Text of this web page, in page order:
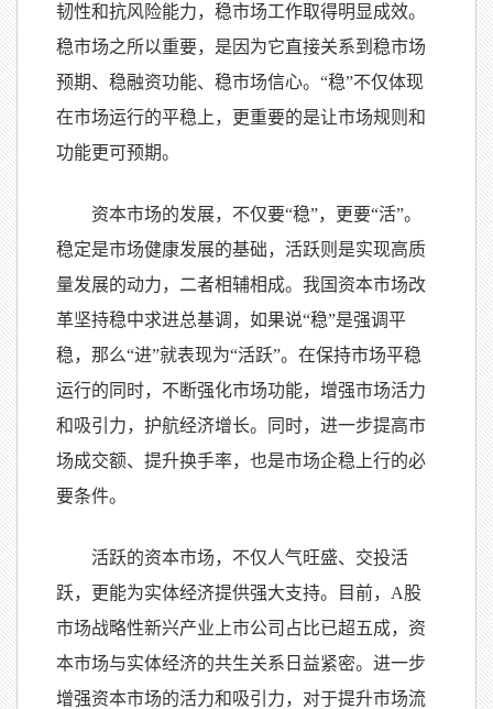
韧性和抗风险能力，稳市场工作取得明显成效。
稳市场之所以重要，是因为它直接关系到稳市场
预期、稳融资功能、稳市场信心。“稳”不仅体现
在市场运行的平稳上，更重要的是让市场规则和
功能更可预期。
资本市场的发展，不仅要“稳”，更要“活”。
稳定是市场健康发展的基础，活跃则是实现高质
量发展的动力，二者相辅相成。我国资本市场改
革坚持稳中求进总基调，如果说“稳”是强调平
稳，那么“进”就表现为“活跃”。在保持市场平稳
运行的同时，不断强化市场功能，增强市场活力
和吸引力，护航经济增长。同时，进一步提高市
场成交额、提升换手率，也是市场企稳上行的必
要条件。
活跃的资本市场，不仅人气旺盛、交投活
跃，更能为实体经济提供强大支持。目前，A股
市场战略性新兴产业上市公司占比已超五成，资
本市场与实体经济的共生关系日益紧密。进一步
增强资本市场的活力和吸引力，对于提升市场流